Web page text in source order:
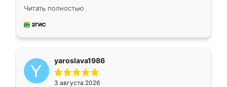
недели кухня была уже готова. Остались
довольны работой. Спасибо Ренессанс
мебель за качественную работу!
Читать полностью
yaroslava1986
3 августа 2026